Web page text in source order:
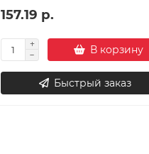
157.19 р.
В корзину
Быстрый заказ